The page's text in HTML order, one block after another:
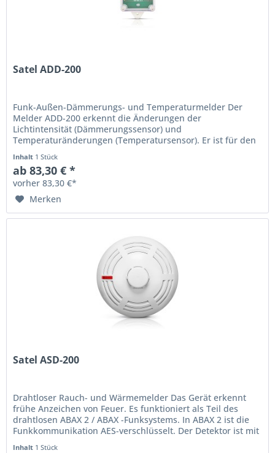
Satel ADD-200
Funk-Außen-Dämmerungs- und Temperaturmelder Der
Melder ADD-200 erkennt die Änderungen der
Lichtintensität (Dämmerungssensor) und
Temperaturänderungen (Temperatursensor). Er ist für den
Inhalt 1 Stück
ab 83,30 € *
vorher 83,30 €*
Merken
Satel ASD-200
Drahtloser Rauch- und Wärmemelder Das Gerät erkennt
frühe Anzeichen von Feuer. Es funktioniert als Teil des
drahtlosen ABAX 2 / ABAX -Funksystems. In ABAX 2 ist die
Funkkommunikation AES-verschlüsselt. Der Detektor ist mit
Inhalt 1 Stück